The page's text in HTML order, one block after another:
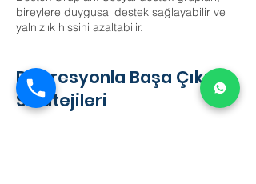
bireylere duygusal destek sağlayabilir ve
yalnızlık hissini azaltabilir.
Depresyonla Başa Çıkma
Stratejileri